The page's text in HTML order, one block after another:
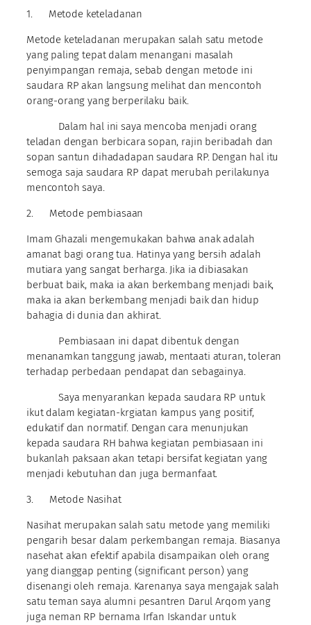
1. Metode keteladanan
Metode keteladanan merupakan salah satu metode
yang paling tepat dalam menangani masalah
penyimpangan remaja, sebab dengan metode ini
saudara RP akan langsung melihat dan mencontoh
orang-orang yang berperilaku baik.
Dalam hal ini saya mencoba menjadi orang
teladan dengan berbicara sopan, rajin beribadah dan
sopan santun dihadadapan saudara RP. Dengan hal itu
semoga saja saudara RP dapat merubah perilakunya
mencontoh saya.
2. Metode pembiasaan
Imam Ghazali mengemukakan bahwa anak adalah
amanat bagi orang tua. Hatinya yang bersih adalah
mutiara yang sangat berharga. Jika ia dibiasakan
berbuat baik, maka ia akan berkembang menjadi baik,
maka ia akan berkembang menjadi baik dan hidup
bahagia di dunia dan akhirat.
Pembiasaan ini dapat dibentuk dengan
menanamkan tanggung jawab, mentaati aturan, toleran
terhadap perbedaan pendapat dan sebagainya.
Saya menyarankan kepada saudara RP untuk
ikut dalam kegiatan-krgiatan kampus yang positif,
edukatif dan normatif. Dengan cara menunjukan
kepada saudara RH bahwa kegiatan pembiasaan ini
bukanlah paksaan akan tetapi bersifat kegiatan yang
menjadi kebutuhan dan juga bermanfaat.
3. Metode Nasihat
Nasihat merupakan salah satu metode yang memiliki
pengarih besar dalam perkembangan remaja. Biasanya
nasehat akan efektif apabila disampaikan oleh orang
yang dianggap penting (significant person) yang
disenangi oleh remaja. Karenanya saya mengajak salah
satu teman saya alumni pesantren Darul Arqom yang
juga neman RP bernama Irfan Iskandar untuk